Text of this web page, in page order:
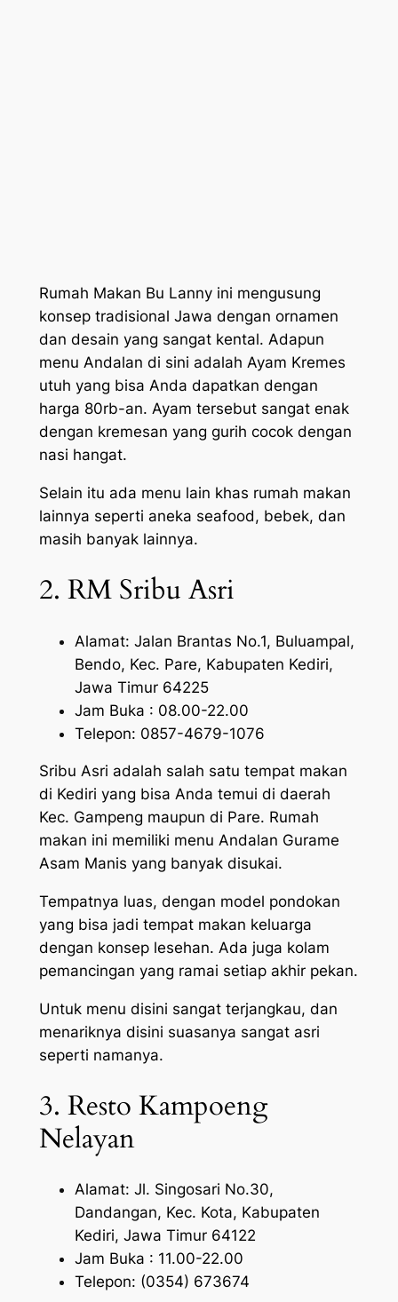
Rumah Makan Bu Lanny ini mengusung
konsep tradisional Jawa dengan ornamen
dan desain yang sangat kental. Adapun
menu Andalan di sini adalah Ayam Kremes
utuh yang bisa Anda dapatkan dengan
harga 80rb-an. Ayam tersebut sangat enak
dengan kremesan yang gurih cocok dengan
nasi hangat.
Selain itu ada menu lain khas rumah makan
lainnya seperti aneka seafood, bebek, dan
masih banyak lainnya.
2. RM Sribu Asri
Alamat: Jalan Brantas No.1, Buluampal,
Bendo, Kec. Pare, Kabupaten Kediri,
Jawa Timur 64225
Jam Buka : 08.00-22.00
Telepon: 0857-4679-1076
Sribu Asri adalah salah satu tempat makan
di Kediri yang bisa Anda temui di daerah
Kec. Gampeng maupun di Pare. Rumah
makan ini memiliki menu Andalan Gurame
Asam Manis yang banyak disukai.
Tempatnya luas, dengan model pondokan
yang bisa jadi tempat makan keluarga
dengan konsep lesehan. Ada juga kolam
pemancingan yang ramai setiap akhir pekan.
Untuk menu disini sangat terjangkau, dan
menariknya disini suasanya sangat asri
seperti namanya.
3. Resto Kampoeng
Nelayan
Alamat: Jl. Singosari No.30,
Dandangan, Kec. Kota, Kabupaten
Kediri, Jawa Timur 64122
Jam Buka : 11.00-22.00
Telepon: (0354) 673674